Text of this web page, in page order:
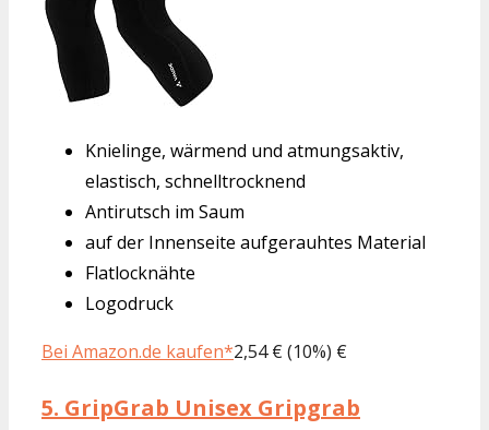
Knielinge, wärmend und atmungsaktiv,
elastisch, schnelltrocknend
Antirutsch im Saum
auf der Innenseite aufgerauhtes Material
Flatlocknähte
Logodruck
Bei Amazon.de kaufen*2,54 € (10%) €
5. GripGrab Unisex Gripgrab